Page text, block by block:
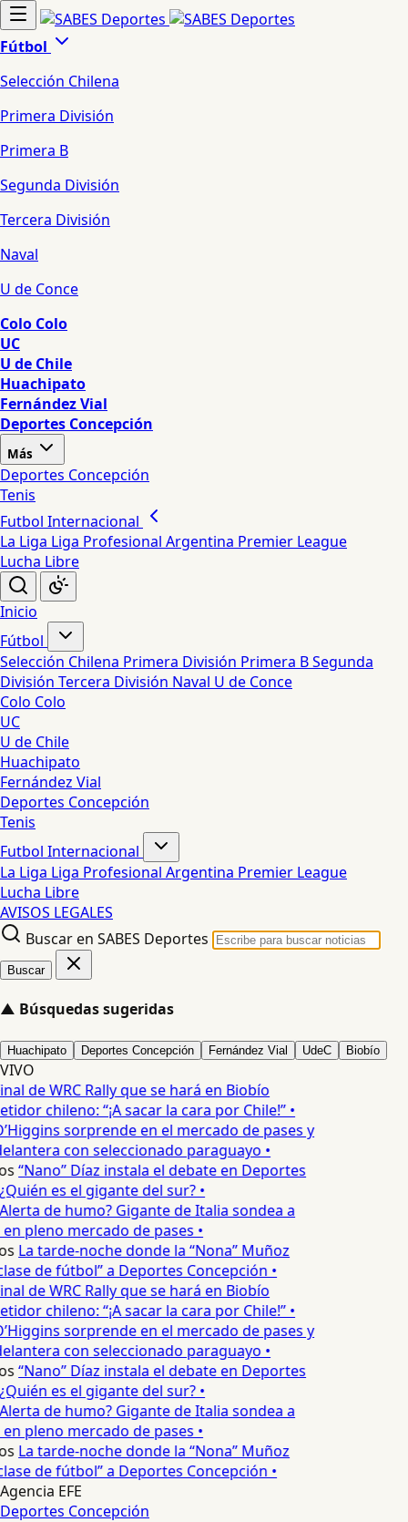
Fútbol
Selección Chilena
Primera División
Primera B
Segunda División
Tercera División
Naval
U de Conce
Colo Colo
UC
U de Chile
Huachipato
Fernández Vial
Deportes Concepción
Más
Deportes Concepción
Tenis
Futbol Internacional
La Liga Liga Profesional Argentina Premier League
Lucha Libre
Inicio
Fútbol
Selección Chilena Primera División Primera BSegunda
División Tercera División Naval U de Conce
Colo Colo
UC
U de Chile
Huachipato
Fernández Vial
Deportes Concepción
Tenis
Futbol Internacional
La Liga Liga Profesional Argentina Premier League
Lucha Libre
AVISOS LEGALES
Buscar en SABES Deportes
Buscar
▲ Búsquedas sugeridas
Huachipato Deportes Concepción Fernández Vial UdeC Biobío
VIVO
de WRC Rally que se hará en Biobío
chileno: “¡A sacar la cara por Chile!” •
sorprende en el mercado de pases y
con seleccionado paraguayo •
“Nano” Díaz instala el debate en Deportes
es el gigante del sur? •
de humo? Gigante de Italia sondea a
pleno mercado de pases •
La tarde-noche donde la “Nona” Muñoz
de fútbol” a Deportes Concepción •
de WRC Rally que se hará en Biobío
chileno: “¡A sacar la cara por Chile!” •
sorprende en el mercado de pases y
con seleccionado paraguayo •
“Nano” Díaz instala el debate en Deportes
es el gigante del sur? •
de humo? Gigante de Italia sondea a
pleno mercado de pases •
La tarde-noche donde la “Nona” Muñoz
de fútbol” a Deportes Concepción •
Agencia EFE
Deportes Concepción